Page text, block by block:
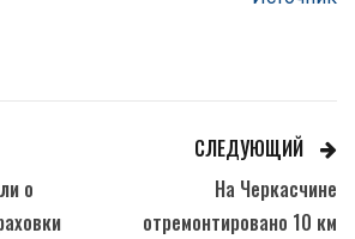
о
СЛЕДУЮЩИЙ
На Черкасчине
отремонтировано 10 км